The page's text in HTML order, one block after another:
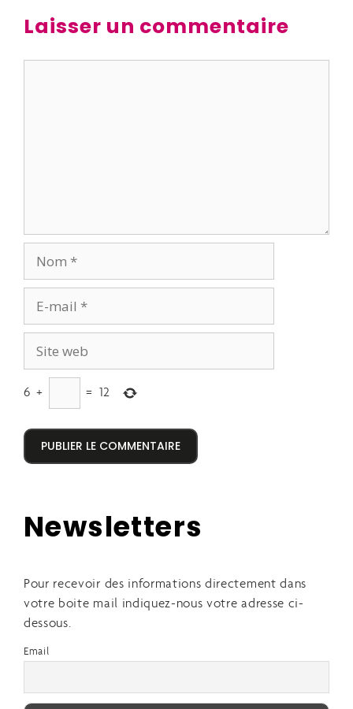
Laisser un commentaire
6 + = 12
Newsletters
Pour recevoir des informations directement dans
votre boite mail indiquez-nous votre adresse ci-
dessous.
Email